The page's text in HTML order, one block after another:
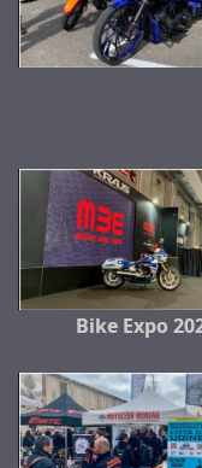
Bike Expo